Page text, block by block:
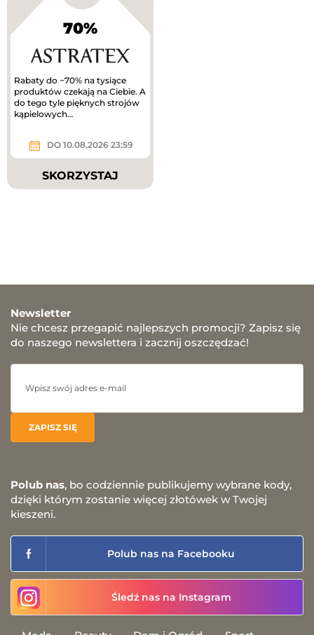
70%
Rabaty do −70% na tysiące
produktów czekają na Ciebie. A
do tego tyle pięknych strojów
kąpielowych…
DO 10.08.2026 23:59
SKORZYSTAJ
Newsletter
Nie chcesz przegapić najlepszych promocji? Zapisz się
do naszego newslettera i zacznij oszczędzać!
Polub nas, bo codziennie publikujemy wybrane kody,
dzięki którym zostanie więcej złotówek w Twojej
kieszeni.
Polub nas na Facebooku
Śledź nas na Instagram